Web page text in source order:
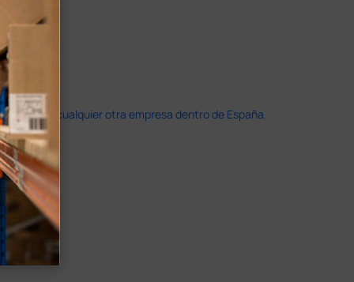
que en cualquier otra empresa dentro de España.